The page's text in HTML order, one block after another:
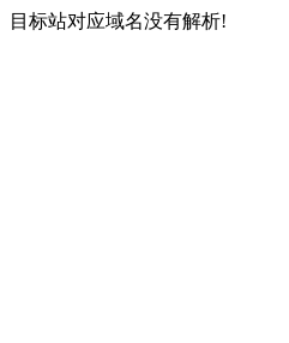
目标站对应域名没有解析!